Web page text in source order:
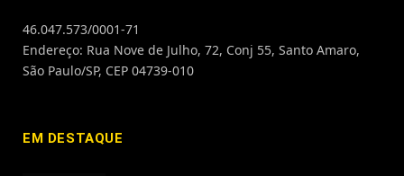
46.047.573/0001-71
Endereço: Rua Nove de Julho, 72, Conj 55, Santo Amaro,
São Paulo/SP, CEP 04739-010
EM DESTAQUE